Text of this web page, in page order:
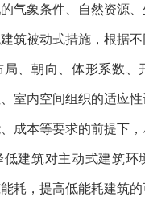
气象条件、自然资源
筑被动式措施，根据
、朝向、体形系数、
室内空间组织的适应
成本等要求的前提下
建筑对主动式建筑环
耗，提高低能耗建筑的